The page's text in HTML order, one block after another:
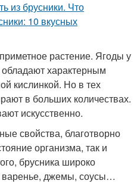
растение. Ягоды у
характерным
кислинкой. Но в тех
в больших количествах.
искусственно.
свойства, благотворно
организма, так и
брусника широко
варенье, джемы, соусы…